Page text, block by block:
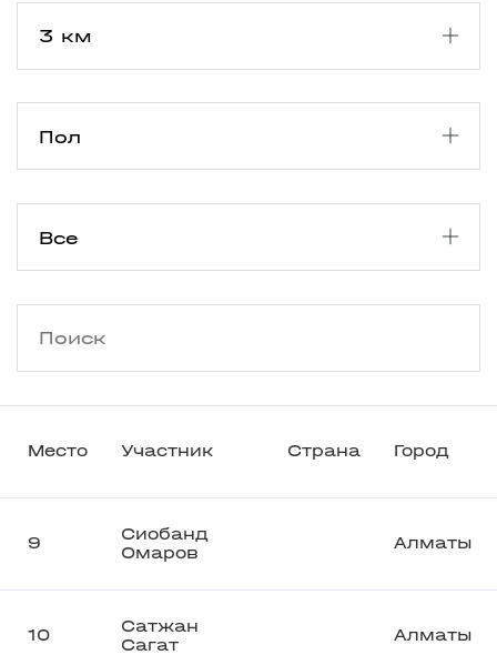
Место Участник Страна Город
9
Сиобанд
Омаров
Алматы
10
Сатжан
Сагат
Алматы